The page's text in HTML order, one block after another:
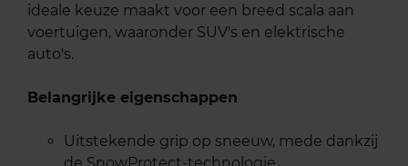
ideale keuze maakt voor een breed scala aan
voertuigen, waaronder SUV's en elektrische
auto's.
Belangrijke eigenschappen
Uitstekende grip op sneeuw, mede dankzij